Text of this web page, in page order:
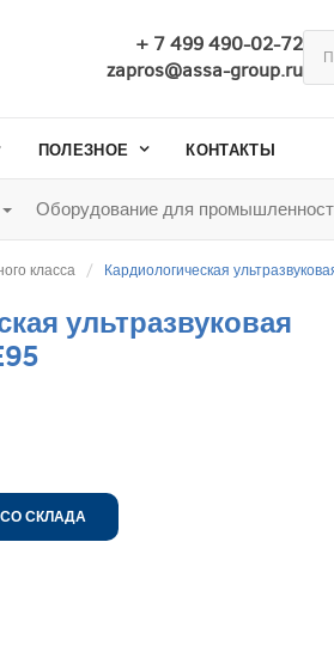
+ 7 499 490-02-72
zapros@assa-group.ru
ПОЛЕЗНОЕ КОНТАКТЫ
Оборудование для
класса Кардиологическая
ультразвуковая
СКЛАДА